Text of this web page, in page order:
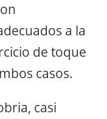
a la
de toque
casos.
casi